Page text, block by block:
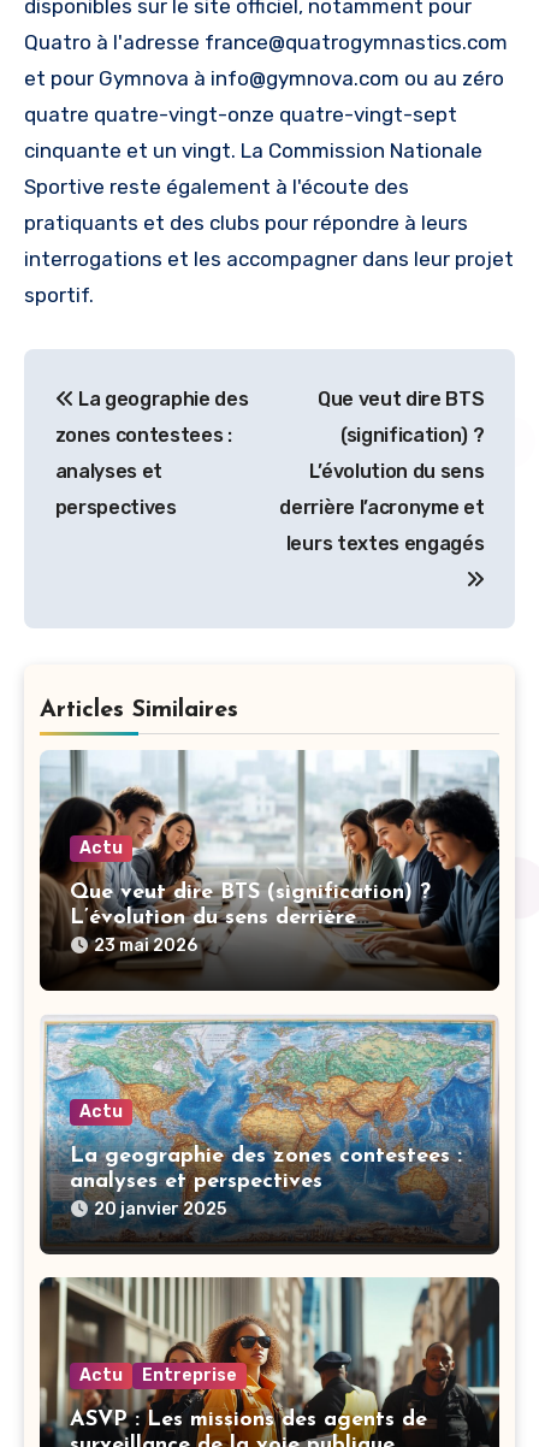
disponibles sur le site officiel, notamment pour
Quatro à l'adresse france@quatrogymnastics.com
et pour Gymnova à info@gymnova.com ou au zéro
quatre quatre-vingt-onze quatre-vingt-sept
cinquante et un vingt. La Commission Nationale
Sportive reste également à l'écoute des
pratiquants et des clubs pour répondre à leurs
interrogations et les accompagner dans leur projet
sportif.
de
l’article
La geographie des
zones contestees :
analyses et
perspectives
Que veut dire BTS
(signification) ?
L’évolution du sens
derrière l’acronyme et
leurs textes engagés
Articles Similaires
Actu
Que veut dire BTS (signification) ?
L’évolution du sens derrière
l’acronyme et leurs textes engagés
23 mai 2026
Actu
La geographie des zones contestees :
analyses et perspectives
20 janvier 2025
Actu Entreprise
ASVP : Les missions des agents de